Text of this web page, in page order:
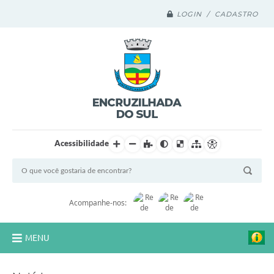
LOGIN / CADASTRO
Acessibilidade
Acompanhe-nos:
MENU